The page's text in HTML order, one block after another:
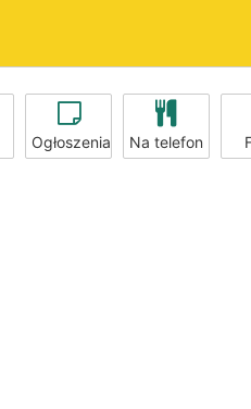
Ogłoszenia Na telefon